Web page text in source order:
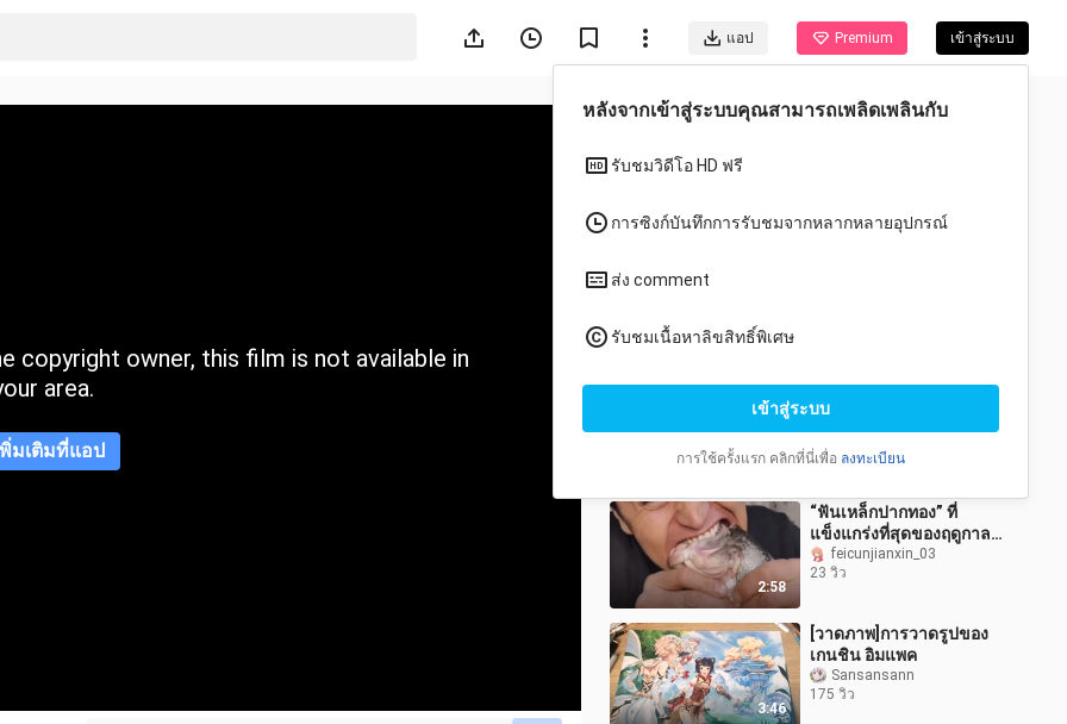
แอป Premium เข้าสู่ระบบ
copyright owner, this film is not available in
area.
มเติมที่แอป
ทั้งหมด อนิเมะ
0:56
เคยคิดแผนหนึ่งไว้ว่า: ก่อน
อื่นกู้เงิน แล้วคืนกลับมาเป็น
สองเท่า?! (ที่มาดูได้จาก
ลายน้ำ)
shikafeihaoku
0 วิว
2:58
“ฟันเหล็กปากทอง” ที่
แข็งแกร่งที่สุดของฤดูกาลนี้
เขากล้ากินจนฉันยังไม่กล้า
ดู…
feicunjianxin_03
23 วิว
3:46
[วาดภาพ]การวาดรูปของ
เกนชิน อิมแพค
Sansansann
175 วิว